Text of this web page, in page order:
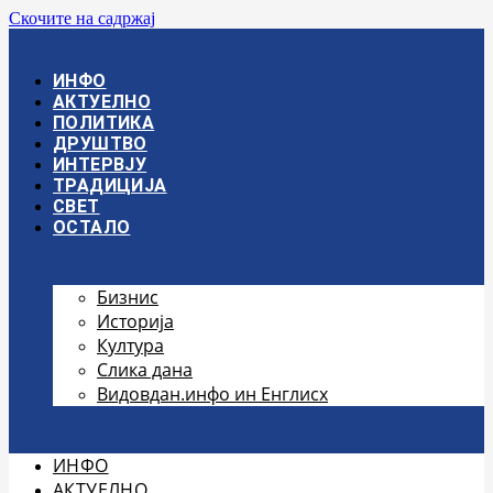
Скочите на садржај
ИНФО
АКТУЕЛНО
ПОЛИТИКА
ДРУШТВО
ИНТЕРВЈУ
ТРАДИЦИЈА
СВЕТ
ОСТАЛО
Бизнис
Историја
Култура
Слика дана
Видовдан.инфо ин Енглисх
ИНФО